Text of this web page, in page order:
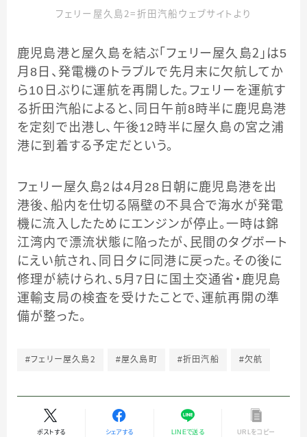
フェリー屋久島２＝折田汽船ウェブサイトより
鹿児島港と屋久島を結ぶ「フェリー屋久島２」は5
月8日、発電機のトラブルで先月末に欠航してか
ら10日ぶりに運航を再開した。フェリーを運航す
る折田汽船によると、同日午前8時半に鹿児島港
を定刻で出港し、午後12時半に屋久島の宮之浦
港に到着する予定だという。
フェリー屋久島2は4月28日朝に鹿児島港を出
港後、船内を仕切る隔壁の不具合で海水が発電
機に流入したためにエンジンが停止。一時は錦
江湾内で漂流状態に陥ったが、民間のタグボート
にえい航され、同日夕に同港に戻った。その後に
修理が続けられ、5月7日に国土交通省・鹿児島
運輸支局の検査を受けたことで、運航再開の準
備が整った。
#フェリー屋久島２ #屋久島町 #折田汽船 #欠航
ポストする シェアする LINEで送る URLをコピー